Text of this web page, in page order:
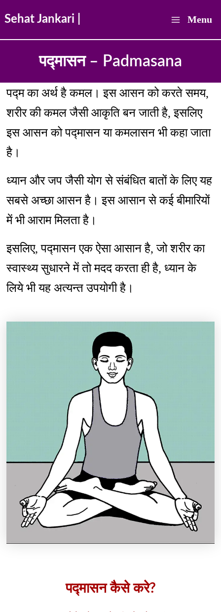
Sehat Jankari |
Main
Menu
Menu
पद्मासन – Padmasana
पद्म का अर्थ है कमल। इस आसन को करते समय,
शरीर की कमल जैसी आकृति बन जाती है, इसलिए
इस आसन को पद्मासन या कमलासन भी कहा जाता
है।
ध्यान और जप जैसी योग से संबंधित बातों के लिए यह
सबसे अच्छा आसन है। इस आसान से कई बीमारियों
में भी आराम मिलता है।
इसलिए, पद्मासन एक ऐसा आसान है, जो शरीर का
स्वास्थ्य सुधारने में तो मदद करता ही है, ध्यान के
लिये भी यह अत्यन्त उपयोगी है।
पद्मासन कैसे करे?